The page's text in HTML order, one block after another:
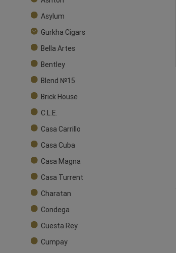
Asylum
Gurkha Cigars
Bella Artes
Bentley
Blend №15
Brick House
C.L.E.
Casa Carrillo
Casa Cuba
Casa Magna
Casa Turrent
Charatan
Condega
Cuesta Rey
Cumpay